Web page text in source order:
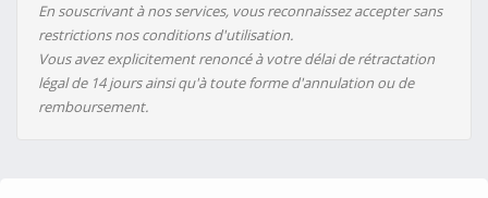
En souscrivant à nos services, vous reconnaissez accepter sans
restrictions nos conditions d'utilisation.
Vous avez explicitement renoncé à votre délai de rétractation
légal de 14 jours ainsi qu'à toute forme d'annulation ou de
remboursement.